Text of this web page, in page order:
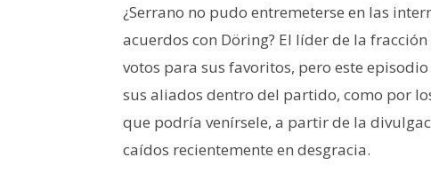
¿Serrano no pudo entremeterse en las
acuerdos con Döring? El líder de la
votos para sus favoritos, pero este
sus aliados dentro del partido, como por
que podría venírsele, a partir de la
caídos recientemente en desgracia.